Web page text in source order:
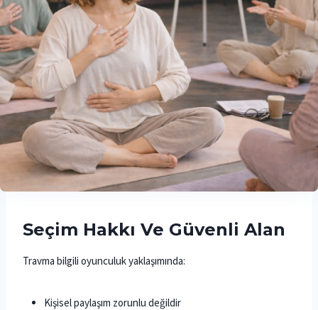
Seçim Hakkı Ve Güvenli Alan
Travma bilgili oyunculuk yaklaşımında:
Kişisel paylaşım zorunlu değildir